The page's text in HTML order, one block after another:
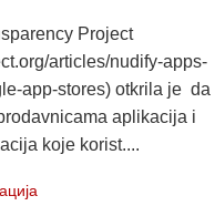
Project
articles/nudify-apps-
app-stores) otkrila je da
aplikacija i
koje korist....